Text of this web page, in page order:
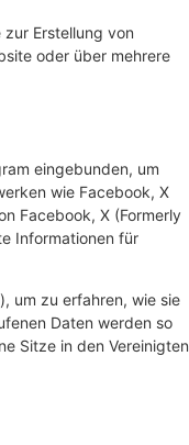
Erstellung von
oder über mehrere
eingebunden, um
wie Facebook, X
Facebook, X (Formerly
Informationen für
um zu erfahren, wie sie
Daten werden so
Sitze in den Vereinigten